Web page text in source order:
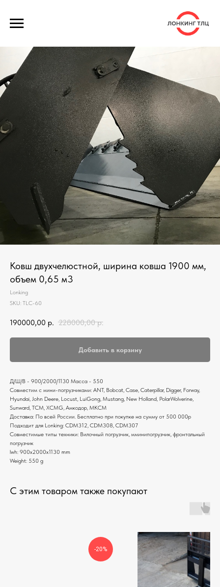
Ковш двухчелюстной, ширина ковша 1900 мм,
объем 0,65 м3
Lonking
SKU: TLC-60
190000,00 р. 228000,00 р.
Добавить в корзину
Д/Ш/В - 900/2000/1130 Масса - 550
Совместим с мини-погрузчиками: ANT, Bobcat, Case, Caterpillar, Digger, Forway,
Hyundai, John Deere, Locust, LuiGong, Mustang, New Holland, PolarWolverine,
Sunward, ТСМ, XCMG, Амкодор, МКСМ
Доставка: По всей России. Бесплатно при покупке на сумму от 500 000р
Подходит для Lonking: CDM312, CDM308, CDM307
Совместимые типы техники: Вилочный погрузчик, мминипогрузчик, фронтальный
погрузчик
lwh: 900x2000x1130 mm
Weight: 550 g
С этим товаром также покупают
-20%